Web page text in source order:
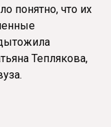
понятно, что их
Теплякова,